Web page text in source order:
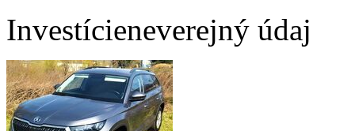
Investícieneverejný údaj